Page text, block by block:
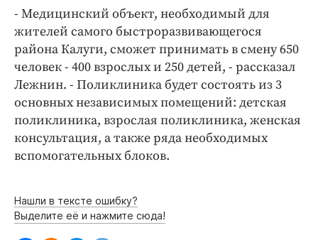
- Медицинский объект, необходимый для
жителей самого быстроразвивающегося
района Калуги, сможет принимать в смену 650
человек - 400 взрослых и 250 детей, - рассказал
Лежнин. - Поликлиника будет состоять из 3
основных независимых помещений: детская
поликлиника, взрослая поликлиника, женская
консультация, а также ряда необходимых
вспомогательных блоков.
Нашли в тексте ошибку?
Выделите её и нажмите сюда!